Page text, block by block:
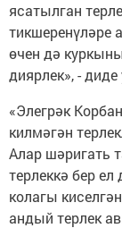
ясатылган
тикшеренүләре
өчен дә
диярлек», - диде
«Элегрәк
килмәгән
Алар шәригать
терлеккә бер
колагы
андый терлек